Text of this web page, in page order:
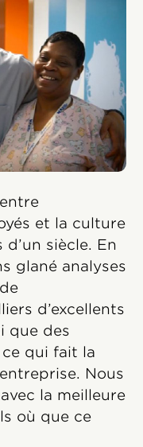
et la culture
siècle. En
glané analyses
d’excellents
que des
ce qui fait la
Nous
la meilleure
où que ce